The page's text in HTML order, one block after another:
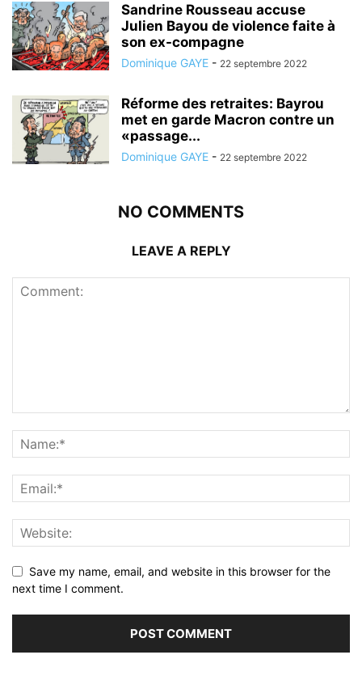
Sandrine Rousseau accuse
Julien Bayou de violence faite à
son ex-compagne
Dominique GAYE - 22 septembre 2022
Réforme des retraites: Bayrou
met en garde Macron contre un
«passage...
Dominique GAYE - 22 septembre 2022
NO COMMENTS
LEAVE A REPLY
Save my name, email, and website in this browser for the
next time I comment.